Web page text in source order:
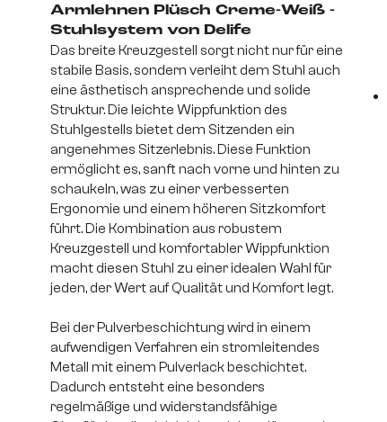
Armlehnen Plüsch Creme-Weiß -
Stuhlsystem von Delife
Das breite Kreuzgestell sorgt nicht nur für eine
stabile Basis, sondern verleiht dem Stuhl auch
eine ästhetisch ansprechende und solide
Struktur. Die leichte Wippfunktion des
Stuhlgestells bietet dem Sitzenden ein
angenehmes Sitzerlebnis. Diese Funktion
ermöglicht es, sanft nach vorne und hinten zu
schaukeln, was zu einer verbesserten
Ergonomie und einem höheren Sitzkomfort
führt. Die Kombination aus robustem
Kreuzgestell und komfortabler Wippfunktion
macht diesen Stuhl zu einer idealen Wahl für
jeden, der Wert auf Qualität und Komfort legt.
Bei der Pulverbeschichtung wird in einem
aufwendigen Verfahren ein stromleitendes
Metall mit einem Pulverlack beschichtet.
Dadurch entsteht eine besonders
regelmäßige und widerstandsfähige